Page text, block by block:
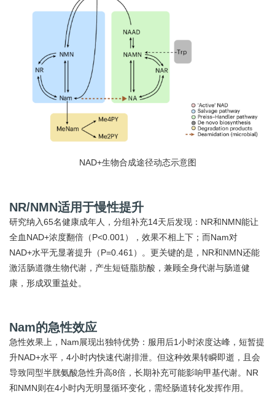
NAD+生物合成途径动态示意图
NR/NMN适用于慢性提升
研究纳入65名健康成年人，分组补充14天后发现：NR和NMN能让
全血NAD+浓度翻倍（P<0.001），效果不相上下；而Nam对
NAD+水平无显著提升（P=0.461）。更关键的是，NR和NMN还能
激活肠道微生物代谢，产生短链脂肪酸，兼顾全身代谢与肠道健
康，形成双重益处。
Nam的急性效应
急性效果上，Nam展现出独特优势：服用后1小时浓度达峰，短暂提
升NAD+水平，4小时内快速代谢排泄。但这种效果转瞬即逝，且会
导致同型半胱氨酸急性升高8倍，长期补充可能影响甲基代谢。NR
和NMN则在4小时内无明显循环变化，需经肠道转化发挥作用。